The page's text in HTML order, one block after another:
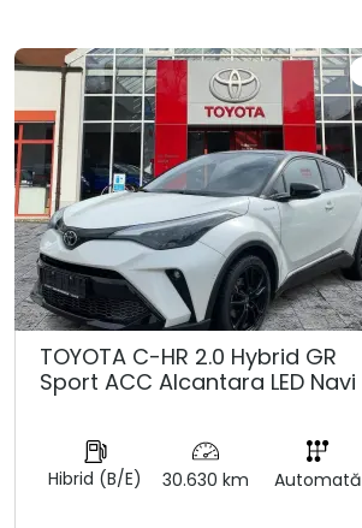
TOYOTA C-HR 2.0 Hybrid GR
Sport ACC Alcantara LED Navi
Hibrid (B/E) 30.630 km Automată